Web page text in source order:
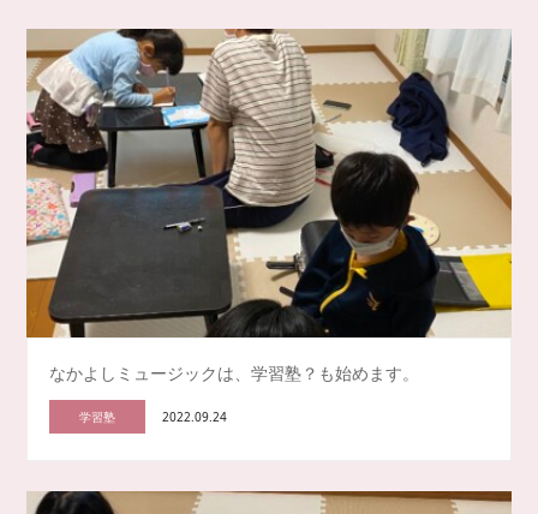
なかよしミュージックは、学習塾？も始めます。
学習塾 2022.09.24